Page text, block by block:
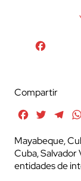
Compartir
FacebookTwitter
Mayabeque,
Cuba, Salvador
entidades de